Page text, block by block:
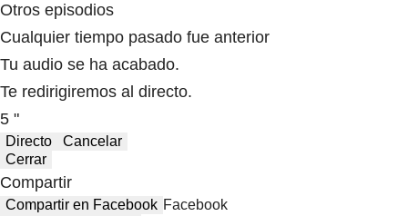
Otros episodios
Cualquier tiempo pasado fue anterior
Tu audio se ha acabado.
Te redirigiremos al directo.
5 "
Directo
Cancelar
Cerrar
Compartir
Compartir en Facebook Facebook